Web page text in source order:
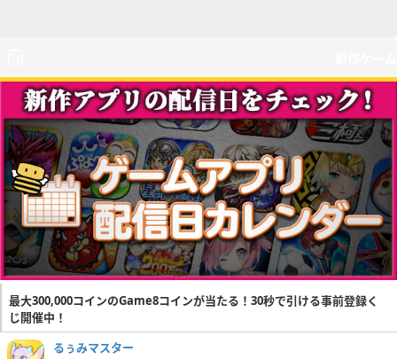
最大300,000コインのGame8コインが当たる！30秒で引ける事前登録く
じ開催中！
るぅみマスター